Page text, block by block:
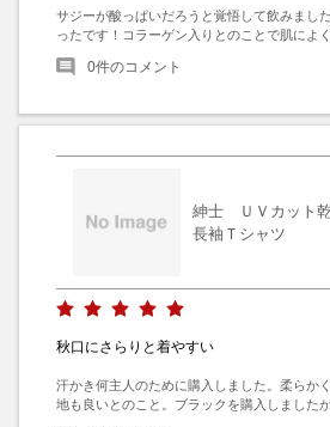
サジーが酸っぱいだろうと覚悟して飲みまし
ったです！コラーゲン入りとのことで肌によ
0件のコメント
紳士 ＵＶカット
長袖Ｔシャツ
秋口にさらりと着やすい
汗かき何主人のために購入しました。柔らか
地も良いとのこと。ブラックを購入しました